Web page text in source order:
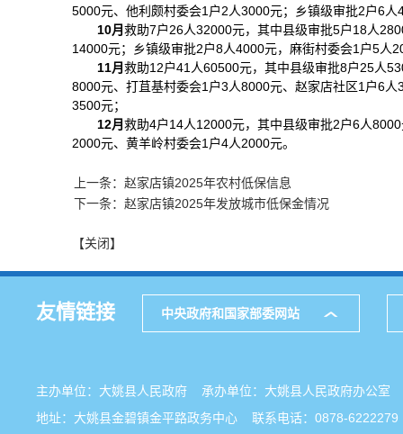
5000元、他利颇村委会1户2人3000元；乡镇级审批2户6
10月救助7户26人32000元，其中县级审批5户18人
14000元；乡镇级审批2户8人4000元，麻街村委会1户5人
11月救助12户41人60500元，其中县级审批8户25人
8000元、打苴基村委会1户3人8000元、赵家店社区1户6
3500元；
12月救助4户14人12000元，其中县级审批2户6人
2000元、黄羊岭村委会1户4人2000元。
上一条：赵家店镇2025年农村低保信息
下一条：赵家店镇2025年发放城市低保金情况
【关闭】
友情链接 中央政府和国家部委网站
主办单位：大姚县人民政府 承办单位：大姚县人民政府办公
地址：大姚县金碧镇金平路政务中心 联系电话：0878-6222279